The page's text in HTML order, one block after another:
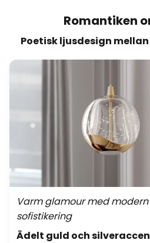
Romantiken
Poetisk ljusdesign
Varm glamour med modern
sofistikering
Ädelt guld och